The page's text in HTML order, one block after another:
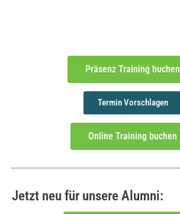
Präsenz Training buchen
Termin Vorschlagen
Online Training buchen
Jetzt neu für unsere Alumni: